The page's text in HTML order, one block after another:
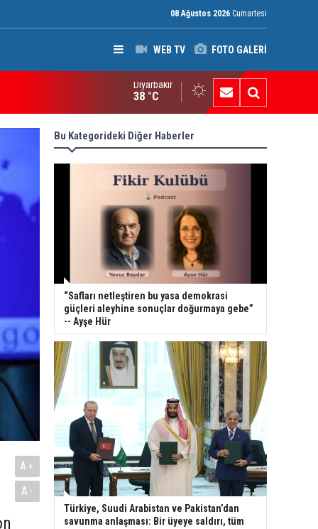
08 Ağustos 2026 Cumartesi
WEB TV FOTO GALERİ
Raporu: Peşmerge, Washington'ın Ortadoğu'daki En Önemli
Diyarbakır
38 °C
A+
A-
Bu Kategorideki Diğer Haberler
“Safları netleştiren bu yasa demokrasi
güçleri aleyhine sonuçlar doğurmaya gebe”
-- Ayşe Hür
Türkiye, Suudi Arabistan ve Pakistan’dan
savunma anlaşması: Bir üyeye saldırı, tüm